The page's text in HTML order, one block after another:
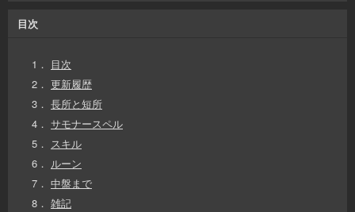
目次
1． 目次
2． 更新履歴
3． 長所と短所
4． サモナースペル
5． スキル
6． ルーン
7． 中盤まで
8． 雑記